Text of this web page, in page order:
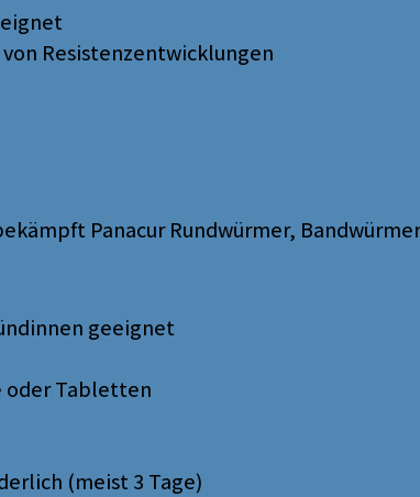
Resistenzentwicklungen
Panacur Rundwürmer,
geeignet
oder Tabletten
(meist 3 Tage)